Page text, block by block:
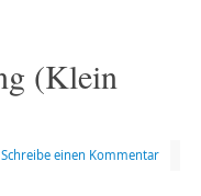
(Klein
Schreibe einen Kommentar